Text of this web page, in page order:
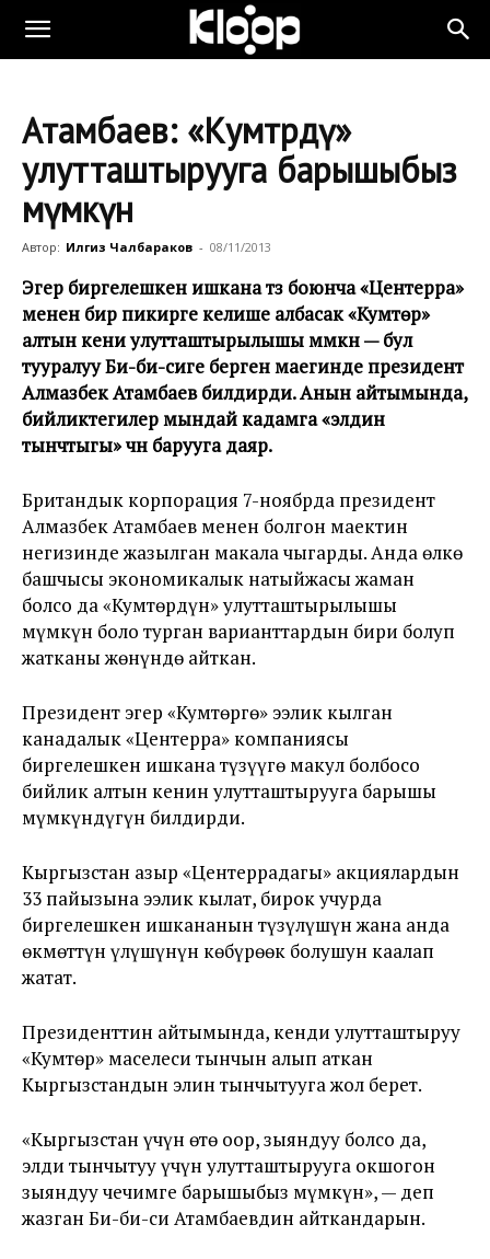
Атамбаев: «Кумтөрдү»
улутташтырууга барышыбыз
мүмкүн
Автор: Илгиз Чалбараков - 08/11/2013
Эгер биргелешкен ишкана түзүү боюнча «Центерра»
менен бир пикирге келише албасак «Кумтөр»
алтын кени улутташтырылышы мүмкүн — бул
тууралуу Би-би-сиге берген маегинде президент
Алмазбек Атамбаев билдирди. Анын айтымында,
бийликтегилер мындай кадамга«элдин
тынчтыгы»үчүн барууга даяр.
Британдык корпорация 7-ноябрда президент
Алмазбек Атамбаев менен болгон маектин
негизинде жазылган макала чыгарды. Анда өлкө
башчысы экономикалык натыйжасы жаман
болсо да «Кумтөрдүн» улутташтырылышы
мүмкүн боло турган варианттардын бири болуп
жатканы жөнүндө айткан.
Президент эгер «Кумтөргө» ээлик кылган
канадалык «Центерра» компаниясы
биргелешкен ишкана түзүүгө макул болбосо
бийлик алтын кенин улутташтырууга барышы
мүмкүндүгүн билдирди.
Кыргызстан азыр «Центеррадагы» акциялардын
33 пайызына ээлик кылат, бирок учурда
биргелешкен ишкананын түзүлүшүн жана анда
өкмөттүн үлүшүнүн көбүрөөк болушун каалап
жатат.
Президенттин айтымында, кенди улутташтыруу
«Кумтөр» маселеси тынчын алып аткан
Кыргызстандын элин тынчытууга жол берет.
«Кыргызстан үчүн өтө оор, зыяндуу болсо да,
элди тынчытуу үчүн улутташтырууга окшогон
зыяндуу чечимге барышыбыз мүмкүн», — деп
жазган Би-би-си Атамбаевдин айткандарын.